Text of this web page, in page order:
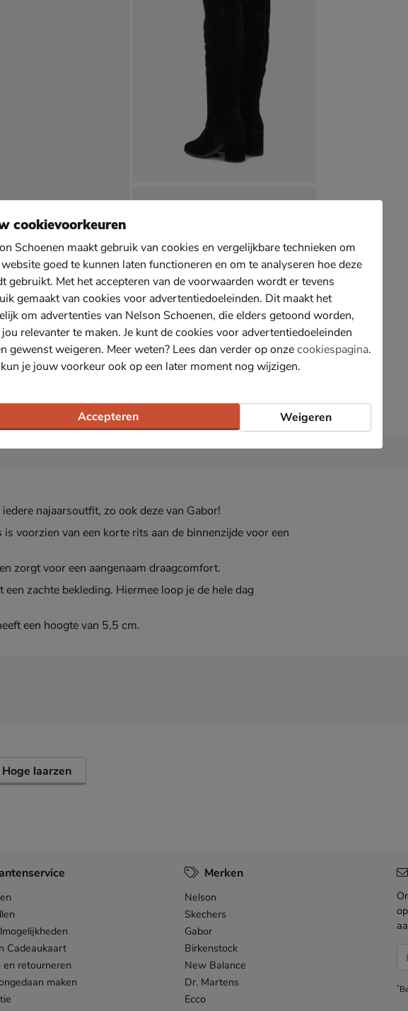
najaarsoutfit, zo ook deze van Gabor!
voorzien van een korte rits aan de binnenzijde voor een
zorgt voor een aangenaam draagcomfort.
zachte bekleding. Hiermee loop je de hele dag
een hoogte van 5,5 cm.
Hoge laarzen
Cadeaukaart
en retourneren
maken
Merken
Nelson
Skechers
Gabor
Birkenstock
New Balance
Dr. Martens
Ecco
E-
*
cookievoorkeuren
Schoenen maakt gebruik van cookies en vergelijkbare technieken om
goed te kunnen laten functioneren en om te analyseren hoe deze
gebruikt. Met het accepteren van de voorwaarden wordt er tevens
gemaakt van cookies voor advertentiedoeleinden. Dit maakt het
om advertenties van Nelson Schoenen, die elders getoond worden,
relevanter te maken. Je kunt de cookies voor advertentiedoeleinden
gewenst weigeren. Meer weten? Lees dan verder op onzecookiespagina.
je jouw voorkeur ook op een later moment nog wijzigen.
Accepteren Weigeren